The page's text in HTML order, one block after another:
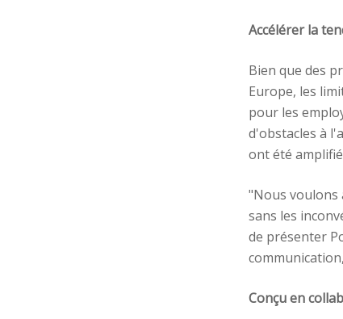
Accélérer la
Bien que des
Europe, les
pour les
d'obstacles à
ont été
"Nous voulons
sans les
de présenter
Conçu en